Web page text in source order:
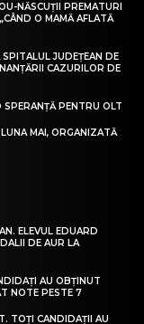
NĂSCUȚII PREMATURI
O MAMĂ AFLATĂ
JUDEȚEAN DE
CAZURILOR DE
SPERANȚĂ PENTRU OLT
MAI, ORGANIZATĂ
ELEVUL EDUARD
DE AUR LA
AU OBȚINUT
NOTE PESTE 7
TOȚI CANDIDAȚII AU